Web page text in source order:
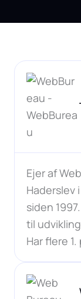
Ejer af
Haderslev
siden
til
Har flere